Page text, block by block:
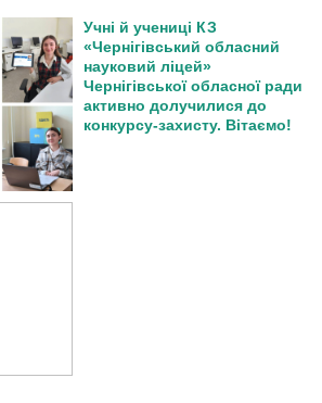
Учні й учениці КЗ
«Чернігівський обласний
науковий ліцей»
Чернігівської обласної ради
активно долучилися до
конкурсу-захисту. Вітаємо!